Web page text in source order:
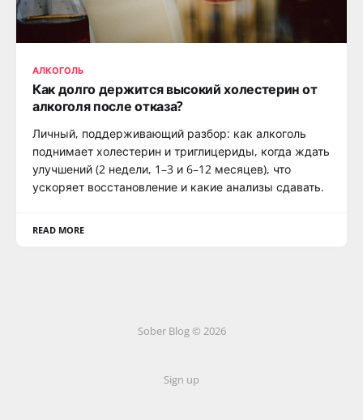
АЛКОГОЛЬ
Как долго держится высокий холестерин от
алкоголя после отказа?
Личный, поддерживающий разбор: как алкоголь
поднимает холестерин и триглицериды, когда ждать
улучшений (2 недели, 1–3 и 6–12 месяцев), что
ускоряет восстановление и какие анализы сдавать.
READ MORE
Sober Blog © 2026
Sign up